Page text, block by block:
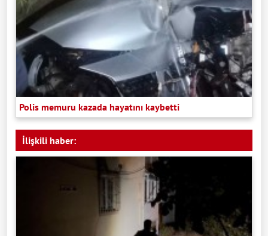
Polis memuru kazada hayatını kaybetti
İlişkili haber: